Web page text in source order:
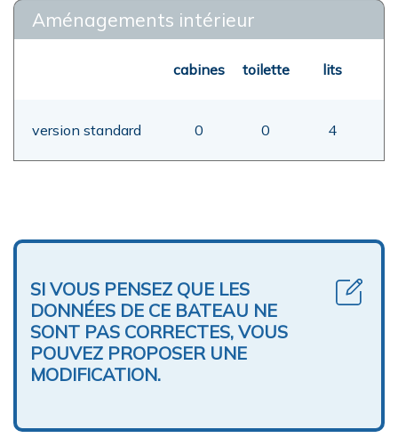
Aménagements intérieur
cabines toilette lits
version standard 0 0 4
SI VOUS PENSEZ QUE LES
DONNÉES DE CE BATEAU NE
SONT PAS CORRECTES, VOUS
POUVEZ PROPOSER UNE
MODIFICATION.